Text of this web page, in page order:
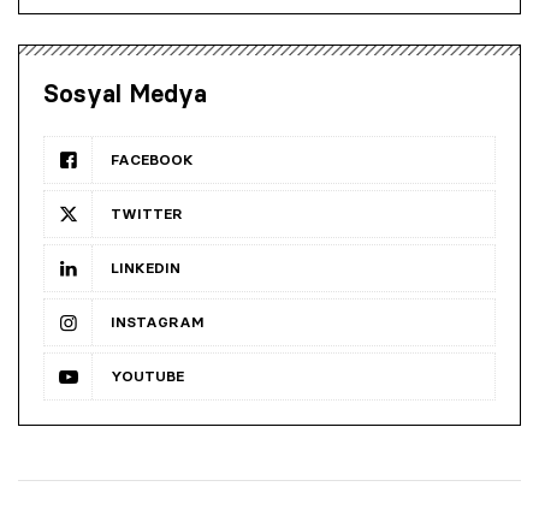
Sosyal Medya
FACEBOOK
TWITTER
LINKEDIN
INSTAGRAM
YOUTUBE